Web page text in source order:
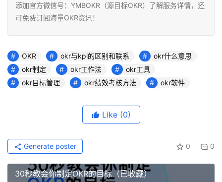
添加官方微信号：YMBOKR（源目标OKR）了解服务详情，还
可免费订阅海量OKR资讯！
OKR okr与kpi的区别和联系
okr什么意思
okr制定
okr工作法
okr工具
okr目标管理
okr绩效考核方法 okr软件
Like (0)
0 0
Generate poster
30秒教会你制定OKR的目标（已收藏）